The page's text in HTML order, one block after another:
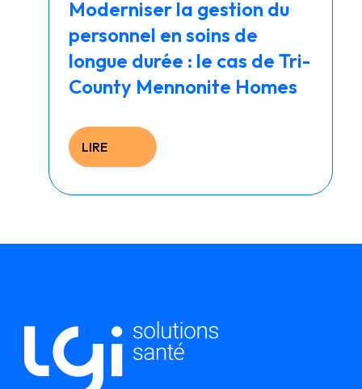
Moderniser la gestion du
personnel en soins de
longue durée : le cas de Tri-
County Mennonite Homes
LIRE